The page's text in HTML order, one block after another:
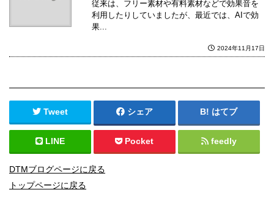
従来は、フリー素材や有料素材などで効果音を
利用したりしていましたが、最近では、AIで効
果...
2024年11月17日
Tweet シェア はてブ
LINE Pocket feedly
DTMブログページに戻る
トップページに戻る